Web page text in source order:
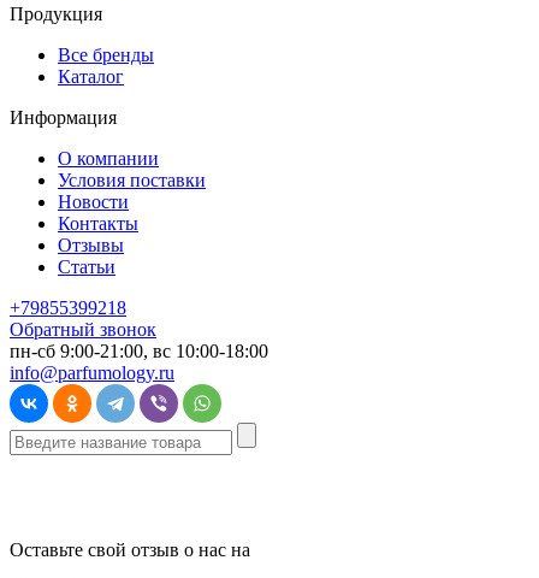
Продукция
Все бренды
Каталог
Информация
О компании
Условия поставки
Новости
Контакты
Отзывы
Статьи
+79855399218
Обратный звонок
пн-сб 9:00-21:00, вс 10:00-18:00
info@parfumology.ru
Оставьте свой отзыв о нас на